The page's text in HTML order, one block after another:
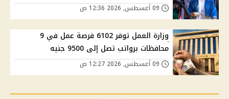
وزارة العمل توفر 6102 فرصة عمل في 9
محافظات برواتب تصل إلى 9500 جنيه